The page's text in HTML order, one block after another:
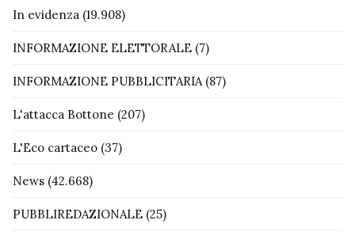
In evidenza (19.908)
INFORMAZIONE ELETTORALE (7)
INFORMAZIONE PUBBLICITARIA(87)
L'attacca Bottone (207)
L'Eco cartaceo (37)
News (42.668)
PUBBLIREDAZIONALE (25)